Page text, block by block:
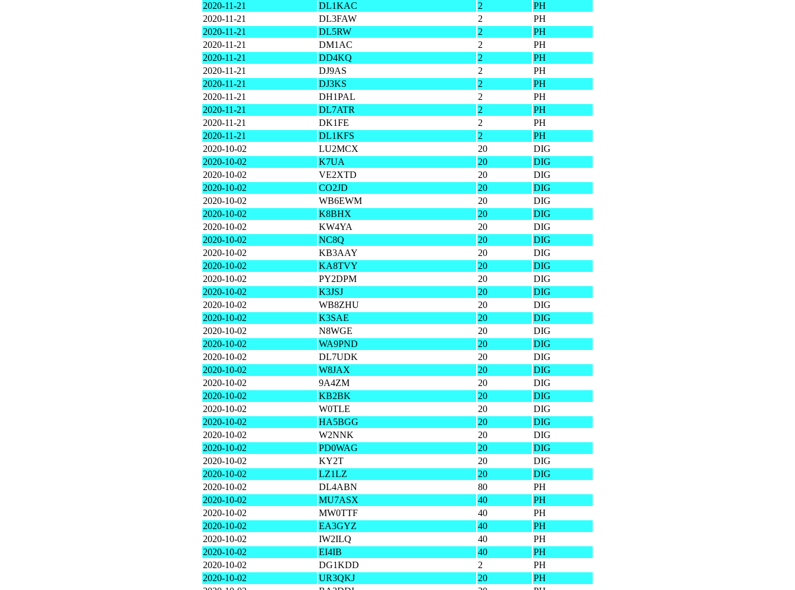
2020-11-21
DL1KAC 2
PH
2020-11-21
DL3FAW 2
PH
2020-11-21
DL5RW 2
PH
2020-11-21
DM1AC 2
PH
2020-11-21
DD4KQ 2
PH
2020-11-21
DJ9AS 2
PH
2020-11-21
DJ3KS 2
PH
2020-11-21
DH1PAL 2
PH
2020-11-21
DL7ATR 2
PH
2020-11-21
DK1FE 2
PH
2020-11-21
DL1KFS 2
PH
2020-10-02
LU2MCX 20
DIG
2020-10-02
K7UA 20
DIG
2020-10-02
VE2XTD 20
DIG
2020-10-02
CO2JD 20
DIG
2020-10-02
WB6EWM 20
DIG
2020-10-02
K8BHX 20
DIG
2020-10-02
KW4YA 20
DIG
2020-10-02
NC8Q 20
DIG
2020-10-02
KB3AAY 20
DIG
2020-10-02
KA8TVY 20
DIG
2020-10-02
PY2DPM 20
DIG
2020-10-02
K3JSJ 20
DIG
2020-10-02
WB8ZHU 20
DIG
2020-10-02
K3SAE 20
DIG
2020-10-02
N8WGE 20
DIG
2020-10-02
WA9PND 20
DIG
2020-10-02
DL7UDK 20
DIG
2020-10-02
W8JAX 20
DIG
2020-10-02
9A4ZM 20
DIG
2020-10-02
KB2BK 20
DIG
2020-10-02
W0TLE 20
DIG
2020-10-02
HA5BGG 20
DIG
2020-10-02
W2NNK 20
DIG
2020-10-02
PD0WAG 20
DIG
2020-10-02
KY2T 20
DIG
2020-10-02
LZ1LZ 20
DIG
2020-10-02
DL4ABN 80
PH
2020-10-02
MU7ASX 40
PH
2020-10-02
MW0TTF 40
PH
2020-10-02
EA3GYZ 40
PH
2020-10-02
IW2ILQ 40
PH
2020-10-02
EI4IB 40
PH
2020-10-02
DG1KDD 2
PH
2020-10-02
UR3QKJ 20
PH